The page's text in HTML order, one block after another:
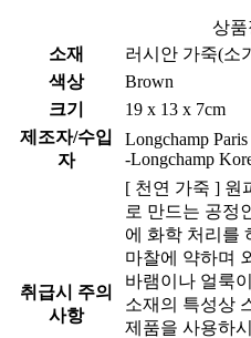
상품
소재
러시안 가죽(소
색상
Brown
크기
19 x 13 x 7cm
제조자/수입
자
Longchamp Paris
-Longchamp
취급시 주의
사항
[ 천연 가죽 ] 원
로 만드는 공정
에 화학 처리를
마찰에 약하며
바램이나 얼룩
소재의 특성상
제품을 사용하